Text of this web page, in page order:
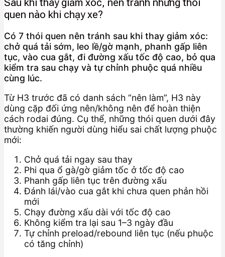
quen nào khi chạy xe?
Có 7 thói quen nên tránh sau khi thay giảm xóc:
chở quá tải sớm, leo lề/gờ mạnh, phanh gấp liên
tục, vào cua gắt, đi đường xấu tốc độ cao, bỏ qua
kiểm tra sau chạy và tự chỉnh phuộc quá nhiều
cùng lúc.
Từ H3 trước đã có danh sách “nên làm”, H3 này
dùng cặp đối ứng nên/không nên để hoàn thiện
cách rodai đúng. Cụ thể, những thói quen dưới đây
thường khiến người dùng hiểu sai chất lượng phuộc
mới:
Chở quá tải ngay sau thay
Phi qua ổ gà/gờ giảm tốc ở tốc độ cao
Phanh gấp liên tục trên đường xấu
Đánh lái/vào cua gắt khi chưa quen phản hồi
mới
Chạy đường xấu dài với tốc độ cao
Không kiểm tra lại sau 1–3 ngày đầu
Tự chỉnh preload/rebound liên tục (nếu phuộc
có tăng chỉnh)